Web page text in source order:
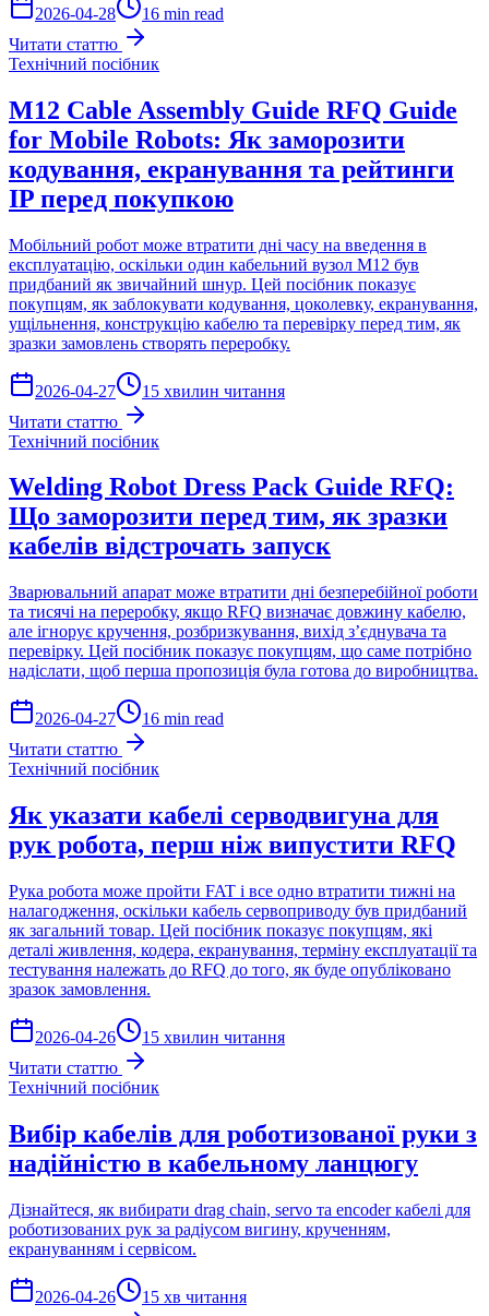
2026-04-28
16 min read
Читати статтю
Технічний посібник
M12 Cable Assembly Guide RFQ Guide
for Mobile Robots: Як заморозити
кодування, екранування та рейтинги
IP перед покупкою
Мобільний робот може втратити дні часу на введення в
експлуатацію, оскільки один кабельний вузол M12 був
придбаний як звичайний шнур. Цей посібник показує
покупцям, як заблокувати кодування, цоколевку, екранування,
ущільнення, конструкцію кабелю та перевірку перед тим, як
зразки замовлень створять переробку.
2026-04-27
15 хвилин читання
Читати статтю
Технічний посібник
Welding Robot Dress Pack Guide RFQ:
Що заморозити перед тим, як зразки
кабелів відстрочать запуск
Зварювальний апарат може втратити дні безперебійної роботи
та тисячі на переробку, якщо RFQ визначає довжину кабелю,
але ігнорує кручення, розбризкування, вихід з’єднувача та
перевірку. Цей посібник показує покупцям, що саме потрібно
надіслати, щоб перша пропозиція була готова до виробництва.
2026-04-27
16 min read
Читати статтю
Технічний посібник
Як указати кабелі серводвигуна для
рук робота, перш ніж випустити RFQ
Рука робота може пройти FAT і все одно втратити тижні на
налагодження, оскільки кабель сервоприводу був придбаний
як загальний товар. Цей посібник показує покупцям, які
деталі живлення, кодера, екранування, терміну експлуатації та
тестування належать до RFQ до того, як буде опубліковано
зразок замовлення.
2026-04-26
15 хвилин читання
Читати статтю
Технічний посібник
Вибір кабелів для роботизованої руки з
надійністю в кабельному ланцюгу
Дізнайтеся, як вибирати drag chain, servo та encoder кабелі для
роботизованих рук за радіусом вигину, крученням,
екрануванням і сервісом.
2026-04-26
15 хв читання